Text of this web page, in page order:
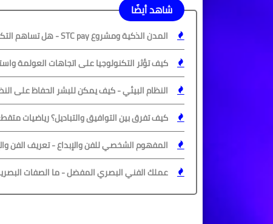
شاهد أيضًا
المدن الذكية ومشروع STC pay - هل تساهم التكنولوجيا والعولمة في زيادة فرص عدم المساواة؟
كيف تؤثر التكنولوجيا على اتجاهات العولمة
النظام البيئي - كيف يمكن للبشر الحفاظ على
كيف تفرق بين التوافيق والتباديل؟ رياضيات
المفهوم الشخصي للفن والإبداع - تعريف الفن
عملك الفني البصري المفضل - ما الصفات